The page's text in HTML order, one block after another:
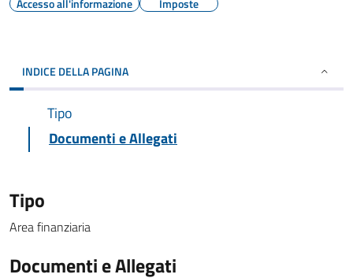
Accesso all'informazione Imposte
INDICE DELLA PAGINA
Tipo
Documenti e Allegati
Tipo
Area finanziaria
Documenti e Allegati